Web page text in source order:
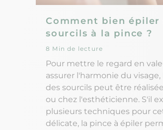
Comment bien épiler
sourcils à la pince ?
8 Min de lecture
Pour mettre le regard en
assurer l'harmonie du
des sourcils peut être
ou chez l'esthéticienne. S'il
plusieurs techniques pour
délicate, la pince à épiler